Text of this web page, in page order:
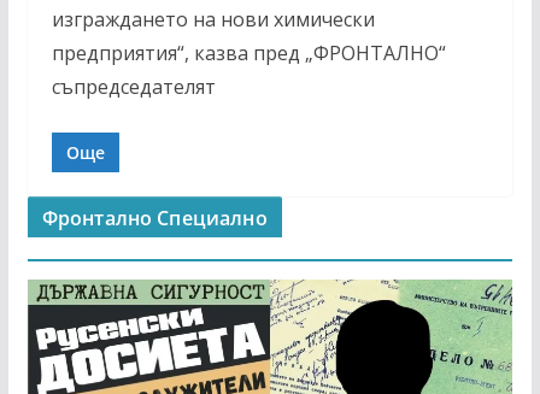
изграждането на нови химически
предприятия“, казва пред „ФРОНТАЛНО“
съпредседателят
Още
Фронтално Специално